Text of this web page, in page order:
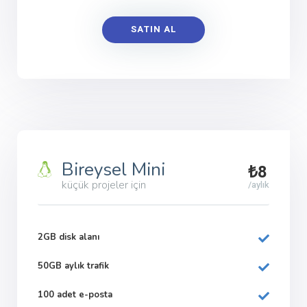
SATIN AL
Bireysel Mini
küçük projeler için
₺8
/aylık
2GB disk alanı
50GB aylık trafik
100 adet e-posta